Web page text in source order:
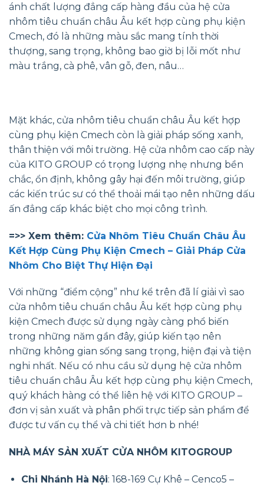
ánh chất lượng đẳng cấp hàng đầu của hệ cửa
nhôm tiêu chuẩn châu Âu kết hợp cùng phụ kiện
Cmech, đó là những màu sắc mang tính thời
thượng, sang trọng, không bao giờ bị lỗi mốt như
màu trắng, cà phê, vân gỗ, đen, nâu…
Mặt khác, cửa nhôm tiêu chuẩn châu Âu kết hợp
cùng phụ kiện Cmech còn là giải pháp sống xanh,
thân thiện với môi trường. Hệ cửa nhôm cao cấp này
của KITO GROUP có trọng lượng nhẹ nhưng bền
chắc, ổn định, không gây hại đến môi trường, giúp
các kiến trúc sư có thể thoải mái tạo nên những dấu
ấn đẳng cấp khác biệt cho mọi công trình.
=>> Xem thêm: Cửa Nhôm Tiêu Chuẩn Châu Âu
Kết Hợp Cùng Phụ Kiện Cmech – Giải Pháp Cửa
Nhôm Cho Biệt Thự Hiện Đại
Với những “điểm cộng” như kể trên đã lí giải vì sao
cửa nhôm tiêu chuẩn châu Âu kết hợp cùng phụ
kiện Cmech được sử dụng ngày càng phổ biến
trong những năm gần đây, giúp kiến tạo nên
những không gian sống sang trọng, hiện đại và tiện
nghi nhất. Nếu có nhu cầu sử dụng hệ cửa nhôm
tiêu chuẩn châu Âu kết hợp cùng phụ kiện Cmech,
quý khách hàng có thể liên hệ với KITO GROUP –
đơn vị sản xuất và phân phối trực tiếp sản phẩm để
được tư vấn cụ thể và chi tiết hơn b nhé!
NHÀ MÁY SẢN XUẤT CỬA NHÔM KITOGROUP
Chi Nhánh Hà Nội: 168-169 Cự Khê – Cenco5 –